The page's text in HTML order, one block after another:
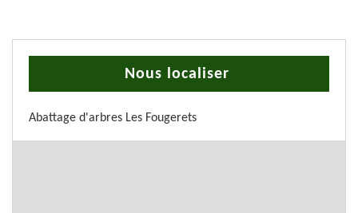
Nous localiser
Abattage d'arbres Les Fougerets